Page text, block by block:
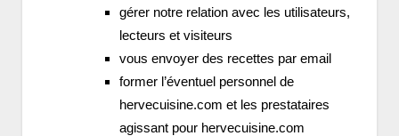
gérer notre relation avec les utilisateurs,
lecteurs et visiteurs
vous envoyer des recettes par email
former l’éventuel personnel de
hervecuisine.com et les prestataires
agissant pour hervecuisine.com